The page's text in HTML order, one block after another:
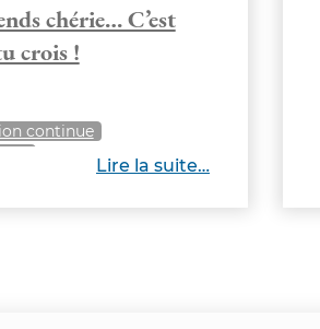
chérie… C’est
crois !
continue
Lire la suite…